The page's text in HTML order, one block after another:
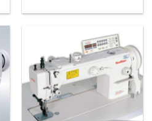
cho hàng dày KM-